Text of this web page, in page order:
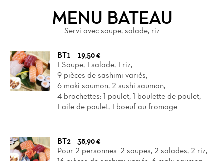
MENU BATEAU
Servi avec soupe, salade, riz
BT1
19,50 €
1 Soupe, 1 salade, 1 riz,
9 pièces de sashimi variés,
6 maki saumon, 2 sushi saumon,
4 brochettes: 1 poulet, 1 boulette de poulet,
1 aile de poulet, 1 boeuf au fromage
BT2
38,90 €
Pour 2 personnes: 2 soupes, 2 salades, 2 riz,